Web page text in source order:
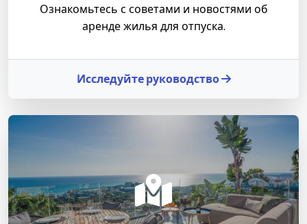
Ознакомьтесь с советами и новостями об
аренде жилья для отпуска.
Исследуйте руководство